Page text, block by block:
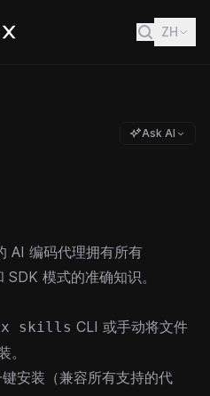
ZH
Ask AI
AI 编码代理拥有所有
模式的准确知识。
skills CLI 或手动将文件
。
安装（兼容所有支持的代